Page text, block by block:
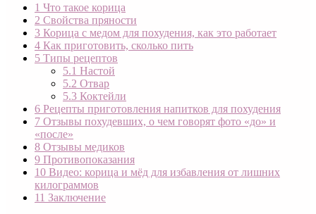
1 Что такое корица
2 Свойства пряности
3 Корица с медом для похудения, как это работает
4 Как приготовить, сколько пить
5 Типы рецептов
5.1 Настой
5.2 Отвар
5.3 Коктейли
6 Рецепты приготовления напитков для похудения
7 Отзывы похудевших, о чем говорят фото «до» и
«после»
8 Отзывы медиков
9 Противопоказания
10 Видео: корица и мёд для избавления от лишних
килограммов
11 Заключение